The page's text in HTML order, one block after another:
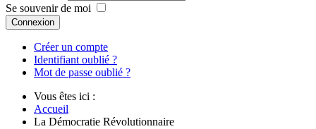
Se souvenir de moi
Connexion
Créer un compte
Identifiant oublié ?
Mot de passe oublié ?
Vous êtes ici :
Accueil
La Démocratie Révolutionnaire